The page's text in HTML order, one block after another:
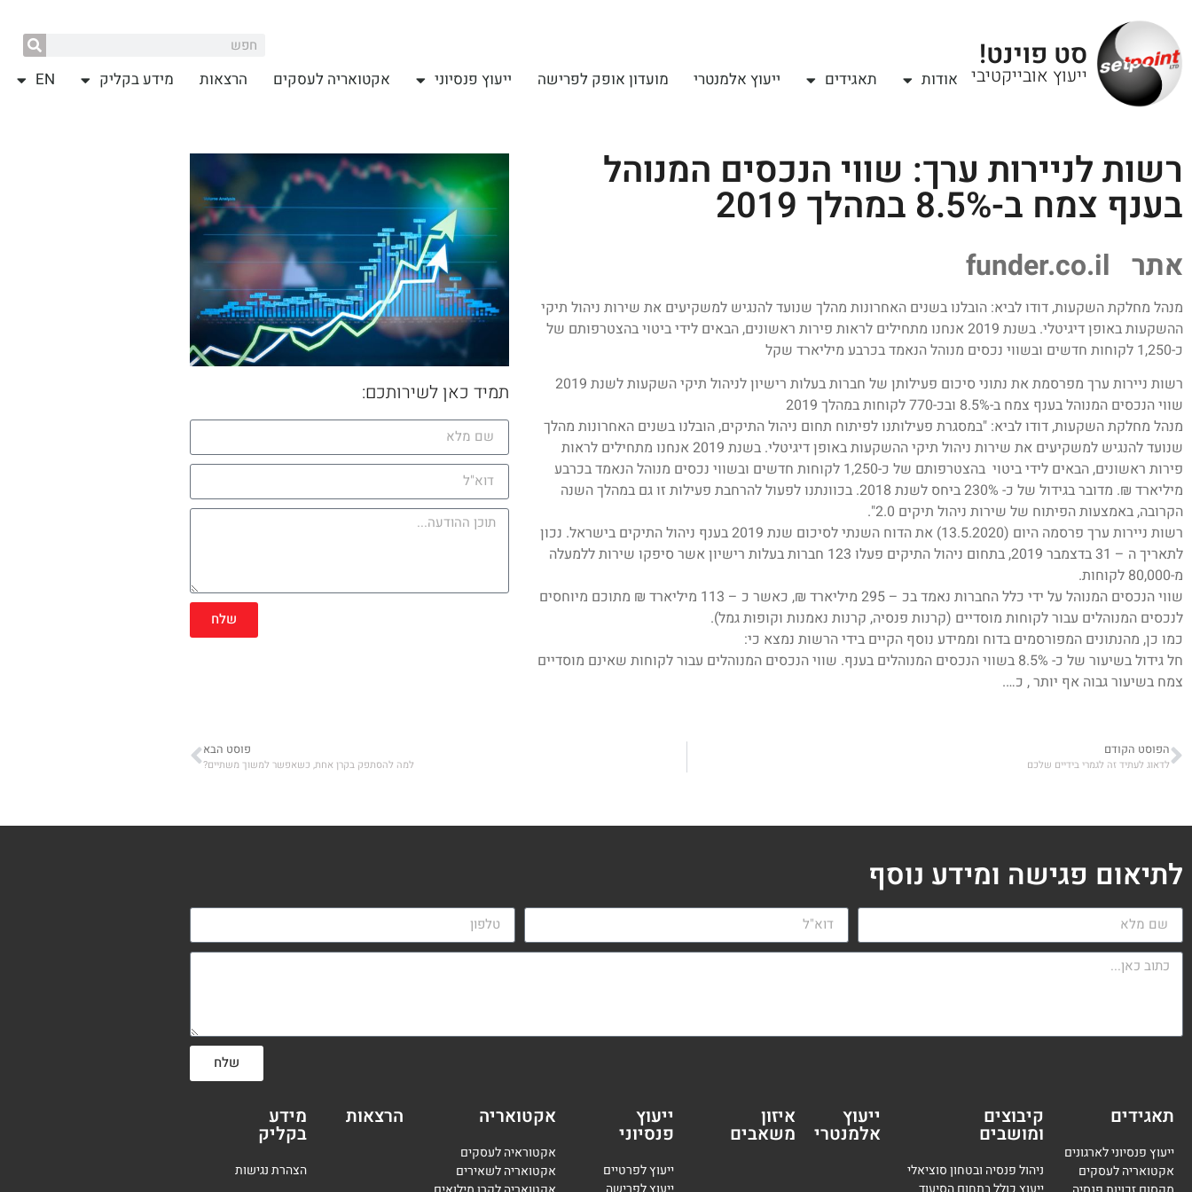
סט פוינט!
ייעוץ אובייקטיבי אודות תאגידים ייעוץ אלמנטרי מועדון אופק לפרישה ייעוץ פנסיוני אקטואריה לעסקים הרצאות מידע בקליק EN
רשות לניירות ערך: שווי הנכסים המנוהל
בענף צמח ב-8.5% במהלך 2019
אתר funder.co.il
מנהל מחלקת השקעות, דודו לביא: הובלנו בשנים האחרונות מהלך שנועד להנגיש למשקיעים את שירות ניהול תיקי
ההשקעות באופן דיגיטלי. בשנת 2019 אנחנו מתחילים לראות פירות ראשונים, הבאים לידי ביטוי בהצטרפותם של
כ-1,250 לקוחות חדשים ובשווי נכסים מנוהל הנאמד בכרבע מיליארד שקל
רשות ניירות ערך מפרסמת את נתוני סיכום פעילותן של חברות בעלות רישיון לניהול תיקי השקעות לשנת 2019
שווי הנכסים המנוהל בענף צמח ב-8.5% ובכ-770 לקוחות במהלך 2019
מנהל מחלקת השקעות, דודו לביא: "במסגרת פעילותנו לפיתוח תחום ניהול התיקים, הובלנו בשנים האחרונות מהלך
שנועד להנגיש למשקיעים את שירות ניהול תיקי ההשקעות באופן דיגיטלי. בשנת 2019 אנחנו מתחילים לראות
פירות ראשונים, הבאים לידי ביטוי בהצטרפותם של כ-1,250 לקוחות חדשים ובשווי נכסים מנוהל הנאמד בכרבע
מיליארד ₪. מדובר בגידול של כ- 230% ביחס לשנת 2018. בכוונתנו לפעול להרחבת פעילות זו גם במהלך השנה
הקרובה, באמצעות הפיתוח של שירות ניהול תיקים 2.0".
רשות ניירות ערך פרסמה היום (13.5.2020) את הדוח השנתי לסיכום שנת 2019 בענף ניהול התיקים בישראל. נכון
לתאריך ה – 31 בדצמבר 2019, בתחום ניהול התיקים פעלו 123 חברות בעלות רישיון אשר סיפקו שירות ללמעלה
מ-80,000 לקוחות.
שווי הנכסים המנוהל על ידי כלל החברות נאמד בכ – 295 מיליארד ₪, כאשר כ – 113 מיליארד ₪ מתוכם מיוחסים
לנכסים המנוהלים עבור לקוחות מוסדיים (קרנות פנסיה, קרנות נאמנות וקופות גמל).
כמו כן, מהנתונים המפורסמים בדוח וממידע נוסף הקיים בידי הרשות נמצא כי:
חל גידול בשיעור של כ- 8.5% בשווי הנכסים המנוהלים בענף. שווי הנכסים המנוהלים עבור לקוחות שאינם מוסדיים
צמח בשיעור גבוה אף יותר , כ….
תמיד כאן לשירותכם:
שלח
הפוסט הקודם
לדאוג לעתיד זה לגמרי בידיים שלכם
פוסט הבא
למה להסתפק בקרן אחת, כשאפשר למשוך משתיים?
לתיאום פגישה ומידע נוסף
שלח
תאגידים
ייעוץ פנסיוני לארגונים
אקטואריה לעסקים
קיבוצים
ומושבים
ניהול פנסיה ובטחון סוציאלי
ייעוץ
אלמנטרי
איזון
משאבים
ייעוץ
פנסיוני
ייעוץ לפרטיים
אקטואריה
אקטוראיה לעסקים
אקטואריה לשאירים
הרצאות מידע
בקליק
הצהרת נגישות